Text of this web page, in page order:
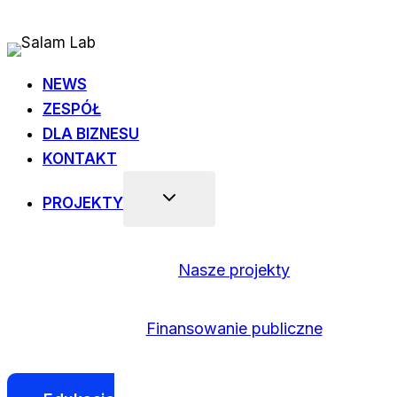
do
NEWS
ZESPÓŁ
DLA BIZNESU
KONTAKT
PROJEKTY
Nasze projekty
Finansowanie publiczne